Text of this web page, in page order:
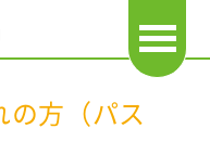
の方（パス